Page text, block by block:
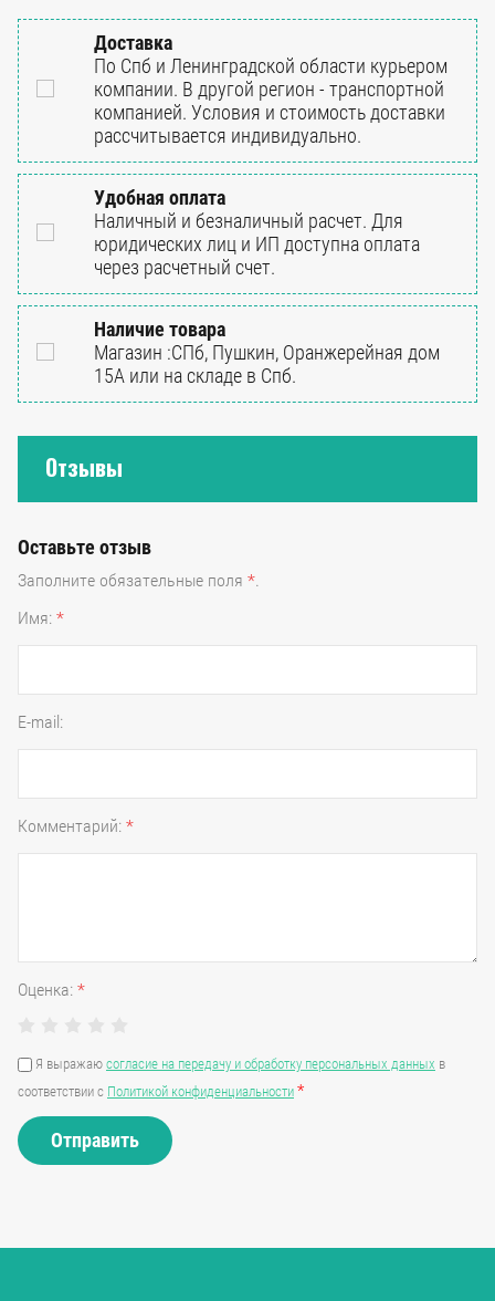
Доставка
По Спб и Ленинградской области курьером
компании. В другой регион - транспортной
компанией. Условия и стоимость доставки
рассчитывается индивидуально.
Удобная оплата
Наличный и безналичный расчет. Для
юридических лиц и ИП доступна оплата
через расчетный счет.
Наличие товара
Магазин :СПб, Пушкин, Оранжерейная дом
15А или на складе в Спб.
Отзывы
Оставьте отзыв
Заполните обязательные поля *.
Имя: *
E-mail:
Комментарий: *
Оценка: *
Я выражаю согласие на передачу и обработку персональных данных в
соответствии с Политикой конфиденциальности *
Отправить